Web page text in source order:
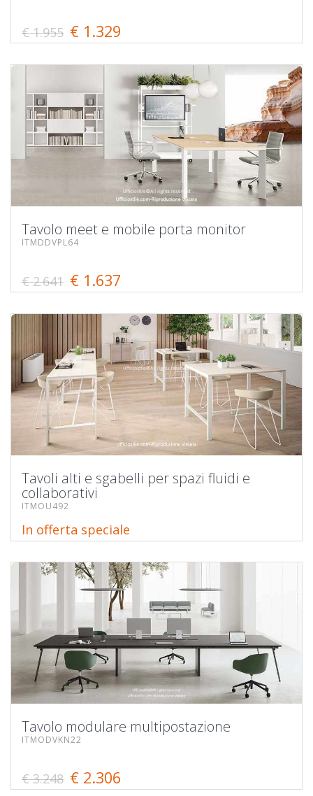
€ 1.955 € 1.329
Tavolo meet e mobile porta monitor
ITMDDVPL64
€ 2.641 € 1.637
Tavoli alti e sgabelli per spazi fluidi e
collaborativi
ITMOU492
In offerta speciale
Tavolo modulare multipostazione
ITMODVKN22
€ 3.248 € 2.306